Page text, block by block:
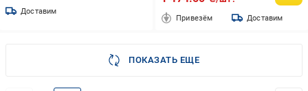
Доставим
Привезём Доставим
ПОКАЗАТЬ ЕЩЕ